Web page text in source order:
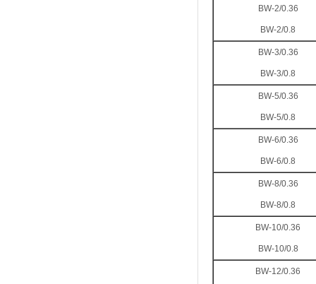
BW-2/0.36
BW-2/0.8
BW-3/0.36
BW-3/0.8
BW-5/0.36
BW-5/0.8
BW-6/0.36
BW-6/0.8
BW-8/0.36
BW-8/0.8
BW-10/0.36
BW-10/0.8
BW-12/0.36